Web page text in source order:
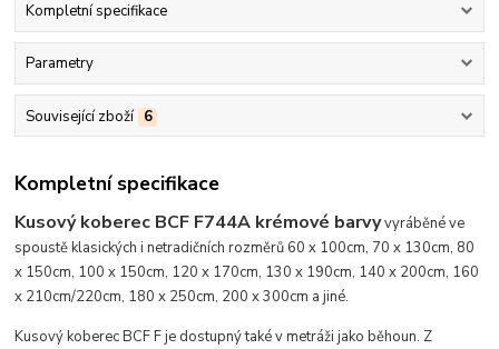
Kompletní specifikace
Parametry
Související zboží 6
Kompletní specifikace
Kusový koberec BCF F744A krémové barvyvyráběné ve
spoustě klasickýchi netradičníchrozměrů 60 x 100cm, 70 x 130cm, 80
x 150cm, 100 x 150cm, 120 x 170cm, 130 x 190cm, 140 x 200cm, 160
x 210cm/220cm, 180 x 250cm, 200 x 300cm a jiné.
Kusový koberec BCF F je dostupný také v metráži jako běhoun. Z